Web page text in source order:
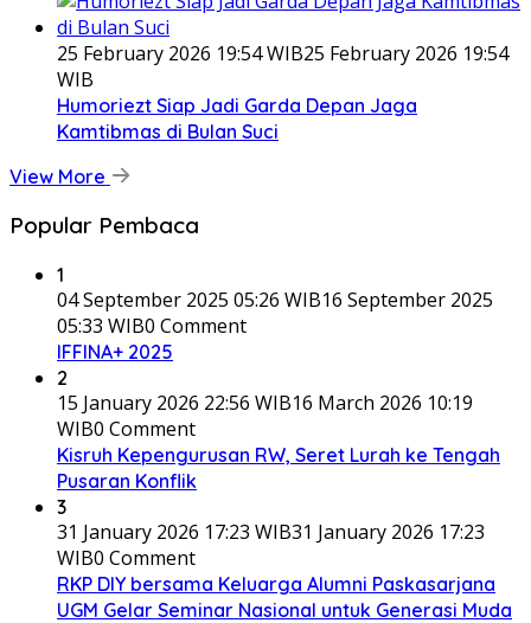
25 February 2026 19:54 WIB25 February 2026 19:54
WIB
Humoriezt Siap Jadi Garda Depan Jaga
Kamtibmas di Bulan Suci
View More
Popular Pembaca
1
04 September 2025 05:26 WIB16 September 2025
05:33 WIB0 Comment
IFFINA+ 2025
2
15 January 2026 22:56 WIB16 March 2026 10:19
WIB0 Comment
Kisruh Kepengurusan RW, Seret Lurah ke Tengah
Pusaran Konflik
3
31 January 2026 17:23 WIB31 January 2026 17:23
WIB0 Comment
RKP DIY bersama Keluarga Alumni Paskasarjana
UGM Gelar Seminar Nasional untuk Generasi Muda